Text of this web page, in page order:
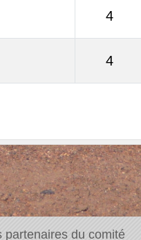
4
4
partenaires du comité